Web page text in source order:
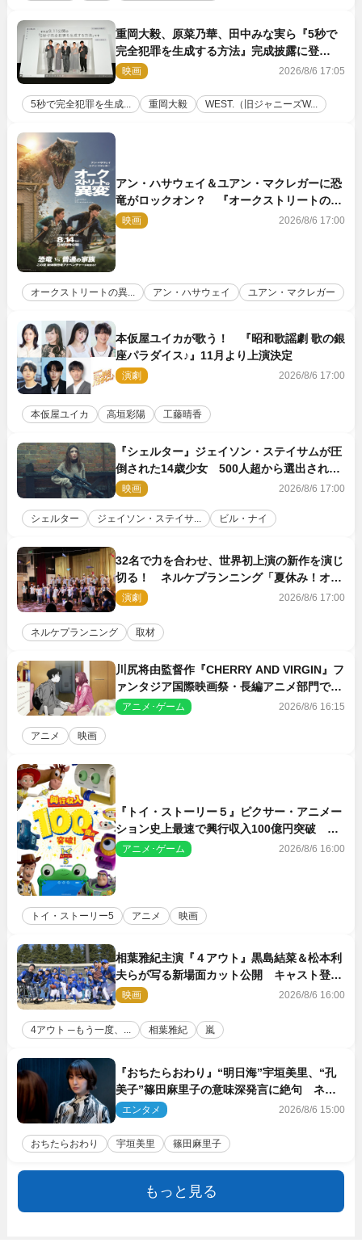
重岡大毅、原菜乃華、田中みな実ら『5秒で
完全犯罪を生成する方法』完成披露に登
壇！ それぞれのAI活用術も発表
映画 2026/8/6 17:05
5秒で完全犯罪を生成... 重岡大毅 WEST.（旧ジャニーズW...
アン・ハサウェイ＆ユアン・マクレガーに恐
竜がロックオン？ 『オークストリートの異
変』新ビジュアル＆本編映像初解禁
映画 2026/8/6 17:00
オークストリートの異... アン・ハサウェイ ユアン・マクレガー
本仮屋ユイカが歌う！ 『昭和歌謡劇 歌の銀
座パラダイス♪』11月より上演決定
演劇 2026/8/6 17:00
本仮屋ユイカ 高垣彩陽 工藤晴香
『シェルター』ジェイソン・ステイサムが圧
倒された14歳少女 500人超から選出された
新鋭ボディ・レイ・ブレスナックとは
映画 2026/8/6 17:00
シェルター ジェイソン・ステイサ... ビル・ナイ
32名で力を合わせ、世界初上演の新作を演じ
切る！ ネルケプランニング「夏休み！オ
ン・ワークショップ2026」レポート【最終
日】
演劇 2026/8/6 17:00
ネルケプランニング 取材
川尻将由監督作『CHERRY AND VIRGIN』フ
ァンタジア国際映画祭・長編アニメ部門で観
客賞・金賞受賞！
アニメ･ゲーム 2026/8/6 16:15
アニメ 映画
『トイ・ストーリー５』ピクサー・アニメー
ション史上最速で興行収入100億円突破 シ
リーズNo.1興収が目前
アニメ･ゲーム 2026/8/6 16:00
トイ・ストーリー5 アニメ 映画
相葉雅紀主演『４アウト』黒島結菜＆松本利
夫らが写る新場面カット公開 キャスト登壇
イベントも決定
映画 2026/8/6 16:00
4アウト ─もう一度、... 相葉雅紀 嵐
『おちたらおわり』“明日海”宇垣美里、“孔
美子”篠田麻里子の意味深発言に絶句 ネッ
ト驚き「まさか」「意外な展開」
エンタメ 2026/8/6 15:00
おちたらおわり 宇垣美里 篠田麻里子
もっと見る